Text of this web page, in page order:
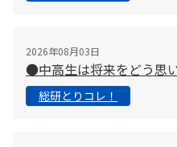
2026年08月03日
●中高生は将来をどう思
総研とりコレ！